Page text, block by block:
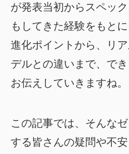
が発表当初からスペッ
もしてきた経験をもと
進化ポイントから、リ
デルとの違いまで、で
お伝えしていきますね。
この記事では、そんな
する皆さんの疑問や不